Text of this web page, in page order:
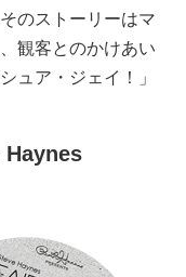
のストーリーはマ
観客とのかけあい
ュア・ジェイ！」
Haynes